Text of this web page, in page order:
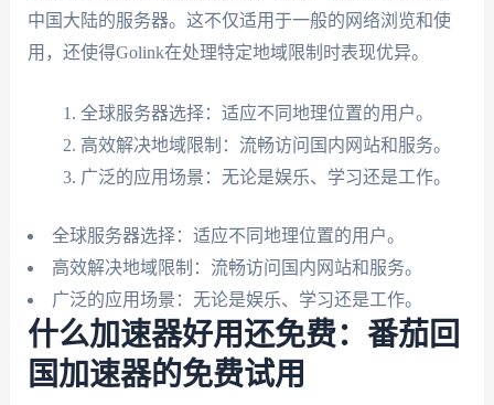
中国大陆的服务器。这不仅适用于一般的网络浏览和使
用，还使得Golink在处理特定地域限制时表现优异。
全球服务器选择：适应不同地理位置的用户。
高效解决地域限制：流畅访问国内网站和服务。
广泛的应用场景：无论是娱乐、学习还是工作。
全球服务器选择：适应不同地理位置的用户。
高效解决地域限制：流畅访问国内网站和服务。
广泛的应用场景：无论是娱乐、学习还是工作。
什么加速器好用还免费：番茄回
国加速器的免费试用